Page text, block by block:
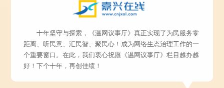
十年坚守与探索，《温网议事厅》真正实现了为民服务零
距离、听民意、汇民智、聚民心！成为网络生态治理工作的一
个重要窗口。在此，我们衷心祝愿《温网议事厅》栏目越办越
好！下个十年，再创佳绩！